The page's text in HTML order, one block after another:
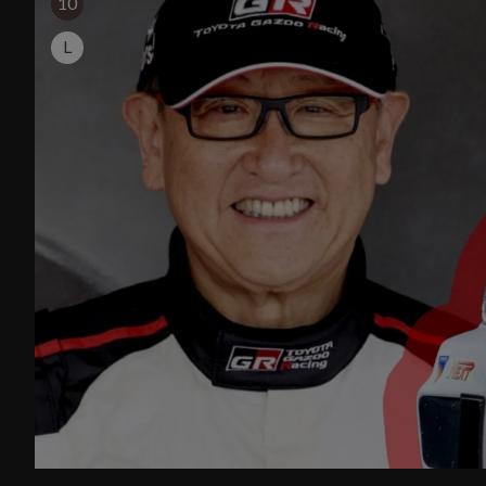
「Dark Banshee」的售價，以新台幣 59.9 萬元的姿態，
備在山道與賽場上再次掀起一場腥風血雨。
L